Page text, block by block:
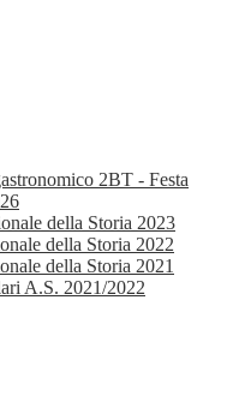
2BT - Festa
della Storia 2023
della Storia 2022
della Storia 2021
A.S. 2021/2022